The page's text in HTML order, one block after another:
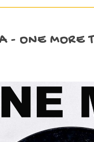
- ONE MORE